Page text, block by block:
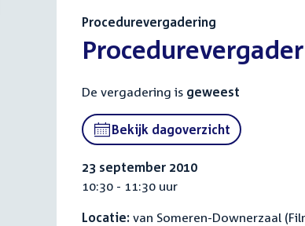
Procedurevergadering
:
De vergadering is geweest
Bekijk dagoverzicht
23 september 2010
10:30 - 11:30 uur
Locatie: van Someren-Downerzaal